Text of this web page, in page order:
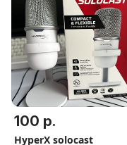
100 р.
HyperX solocast